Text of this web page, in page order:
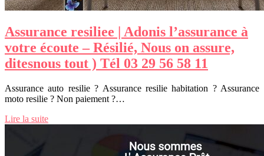
Assurance resiliee | Adonis l’assurance à
votre écoute – Résilié, Nous on assure,
ditesnous tout ) Tél 03 29 56 58 11
Assurance auto resilie ? Assurance resilie habitation ? Assurance
moto resilie ? Non paiement ?…
Lire la suite